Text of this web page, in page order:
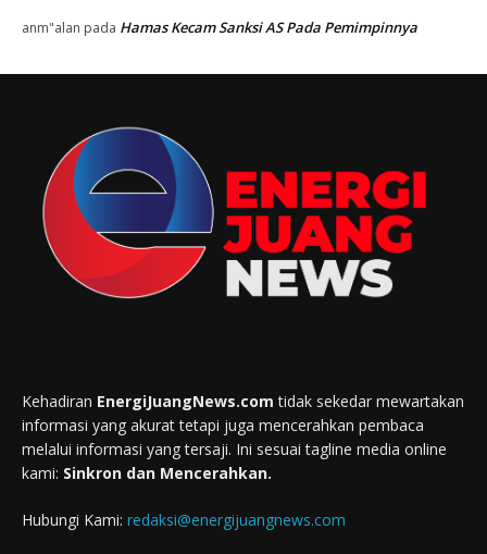
anm"alan pada Hamas Kecam Sanksi AS Pada Pemimpinnya
Kehadiran EnergiJuangNews.com tidak sekedar mewartakan
informasi yang akurat tetapi juga mencerahkan pembaca
melalui informasi yang tersaji. Ini sesuai tagline media online
kami: Sinkron dan Mencerahkan.
Hubungi Kami: redaksi@energijuangnews.com